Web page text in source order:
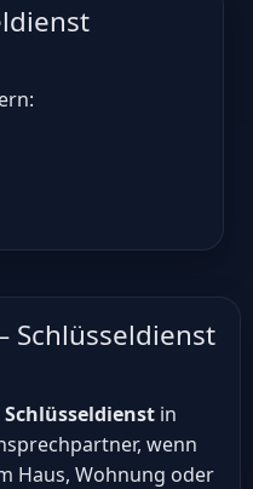
Schlüsseldienst
in
wenn
Haus, Wohnung oder